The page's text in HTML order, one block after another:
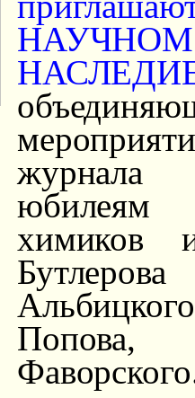
журнала
юбилеям
химиков
Попова,